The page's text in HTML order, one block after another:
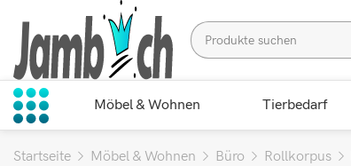
Möbel & Wohnen Tierbedarf
Startseite Möbel & Wohnen Büro Rollkorpus